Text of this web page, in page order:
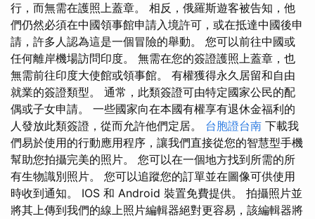
行，而無需在護照上蓋章。 相反，俄羅斯遊客被告知，他
們仍然必須在中國領事館申請入境許可，或在抵達中國後申
請，許多人認為這是一個冒險的舉動。 您可以前往中國或
任何離岸機場訪問印度。 無需在您的簽證護照上蓋章，也
無需前往印度大使館或領事館。 有權獲得永久居留和自由
就業的簽證類型。 通常，此類簽證可由特定國家公民的配
偶或子女申請。 一些國家向在本國有權享有退休金福利的
人發放此類簽證，從而允許他們定居。 台胞證台南 下載我
們易於使用的行動應用程序，讓我們直接從您的智慧型手機
幫助您拍攝完美的照片。 您可以在一個地方找到所需的所
有生物識別照片。 您可以追蹤您的訂單並在圖像可供使用
時收到通知。 IOS 和 Android 裝置免費提供。 拍攝照片並
將其上傳到我們的線上照片編輯器絕對更容易，該編輯器將